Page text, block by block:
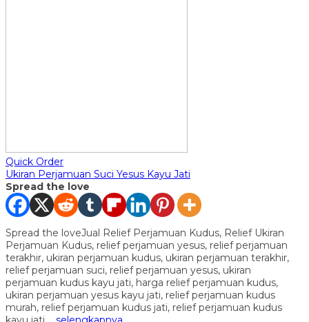
Quick Order
Ukiran Perjamuan Suci Yesus Kayu Jati
Spread the love
Spread the loveJual Relief Perjamuan Kudus, Relief Ukiran
Perjamuan Kudus, relief perjamuan yesus, relief perjamuan
terakhir, ukiran perjamuan kudus, ukiran perjamuan terakhir,
relief perjamuan suci, relief perjamuan yesus, ukiran
perjamuan kudus kayu jati, harga relief perjamuan kudus,
ukiran perjamuan yesus kayu jati, relief perjamuan kudus
murah, relief perjamuan kudus jati, relief perjamuan kudus